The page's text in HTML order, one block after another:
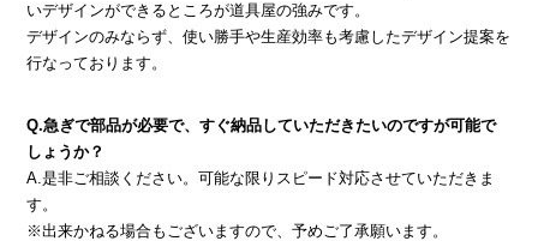
いデザインができるところが道具屋の強みです。
デザインのみならず、使い勝手や生産効率も考慮したデザイン提案を
行なっております。
Q.急ぎで部品が必要で、すぐ納品していただきたいのですが可能で
しょうか？
A.是非ご相談ください。可能な限りスピード対応させていただきま
す。
※出来かねる場合もございますので、予めご了承願います。